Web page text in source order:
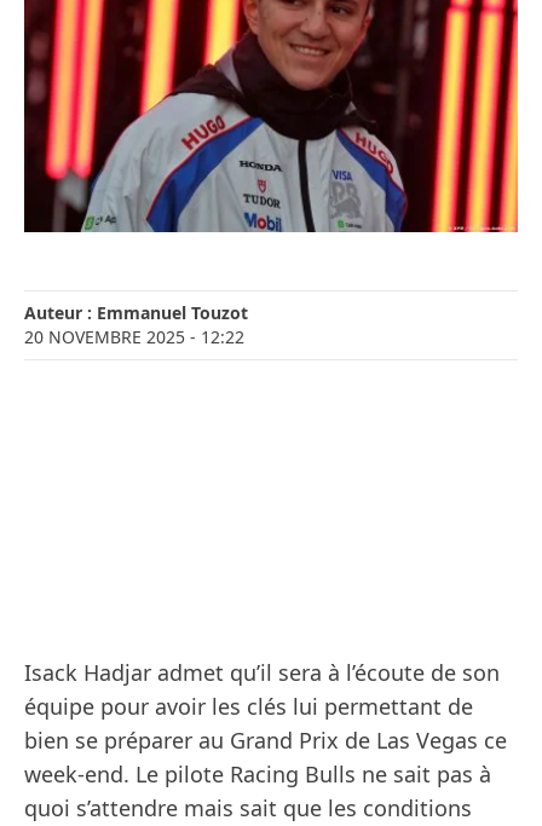
Auteur : Emmanuel Touzot
20 NOVEMBRE 2025 - 12:22
Isack Hadjar admet qu’il sera à l’écoute de son
équipe pour avoir les clés lui permettant de
bien se préparer au Grand Prix de Las Vegas ce
week-end. Le pilote Racing Bulls ne sait pas à
quoi s’attendre mais sait que les conditions